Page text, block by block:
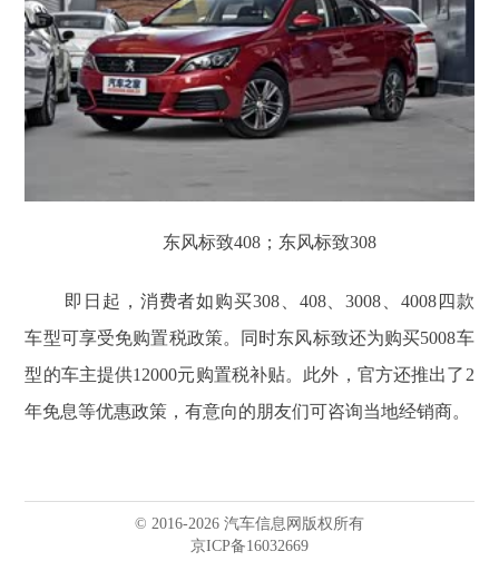
东风标致408；东风标致308
即日起，消费者如购买308、408、3008、4008四款
车型可享受免购置税政策。同时东风标致还为购买5008车
型的车主提供12000元购置税补贴。此外，官方还推出了2
年免息等优惠政策，有意向的朋友们可咨询当地经销商。
© 2016-2026 汽车信息网版权所有
京ICP备16032669